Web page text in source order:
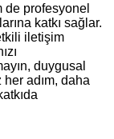
profesyonel
katkı sağlar.
iletişim
duygusal
adım, daha